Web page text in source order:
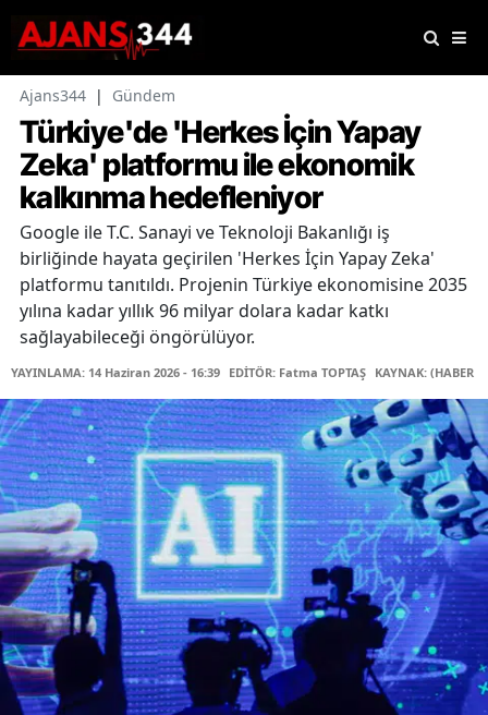
Ajans344 | Gündem
Türkiye'de 'Herkes İçin Yapay
Zeka' platformu ile ekonomik
kalkınma hedefleniyor
Google ile T.C. Sanayi ve Teknoloji Bakanlığı iş
birliğinde hayata geçirilen 'Herkes İçin Yapay Zeka'
platformu tanıtıldı. Projenin Türkiye ekonomisine 2035
yılına kadar yıllık 96 milyar dolara kadar katkı
sağlayabileceği öngörülüyor.
YAYINLAMA: 14 Haziran 2026 - 16:39 EDİTÖR: Fatma TOPTAŞ KAYNAK: (HABER